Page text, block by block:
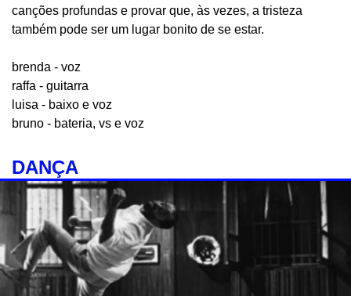
canções profundas e provar que, às vezes, a tristeza
também pode ser um lugar bonito de se estar.
brenda - voz
raffa - guitarra
luisa - baixo e voz
bruno - bateria, vs e voz
DANÇA